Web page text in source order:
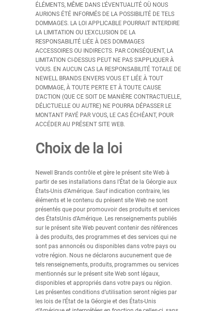
ÉLÉMENTS, MÊME DANS L’ÉVENTUALITÉ OÙ NOUS
AURIONS ÉTÉ INFORMÉS DE LA POSSIBILITÉ DE TELS
DOMMAGES. LA LOI APPLICABLE POURRAIT INTERDIRE
LA LIMITATION OU L’EXCLUSION DE LA
RESPONSABILITÉ LIÉE À DES DOMMAGES
ACCESSOIRES OU INDIRECTS. PAR CONSÉQUENT, LA
LIMITATION CI-DESSUS PEUT NE PAS S’APPLIQUER À
VOUS. EN AUCUN CAS LA RESPONSABILITÉ TOTALE DE
NEWELL BRANDS ENVERS VOUS ET LIÉE À TOUT
DOMMAGE, À TOUTE PERTE ET À TOUTE CAUSE
D’ACTION (QUE CE SOIT DE MANIÈRE CONTRACTUELLE,
DÉLICTUELLE OU AUTRE) NE POURRA DÉPASSER LE
MONTANT PAYÉ PAR VOUS, LE CAS ÉCHÉANT, POUR
ACCÉDER AU PRÉSENT SITE WEB.
Choix de la loi
Newell Brands contrôle et gère le présent site Web à
partir de ses installations dans l’État de la Géorgie aux
États-Unis d’Amérique. Sauf indication contraire, les
éléments et le contenu du présent site Web ne sont
présentés que pour promouvoir des produits et services
des ÉtatsUnis d’Amérique. Les renseignements publiés
sur le présent site Web peuvent contenir des références
à des produits, des programmes et des services qui ne
sont pas annoncés ou disponibles dans votre pays ou
votre région. Nous ne déclarons aucunement que de
tels renseignements, produits, programmes ou services
mentionnés sur le présent site Web sont légaux,
disponibles et appropriés dans votre pays ou région.
Les présentes conditions d’utilisation seront régies par
les lois de l’État de la Géorgie et des États-Unis